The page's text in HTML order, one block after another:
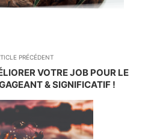
PRÉCÉDENT
VOTRE JOB POUR LE
& SIGNIFICATIF !